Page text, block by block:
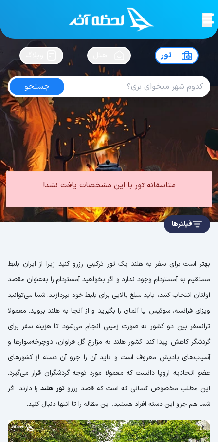
لحظه آخرسفرت رو بساز !
تور
جستجو
تور هلند
4.3 از 5| از 442 کاربر
لحظه آخر تور هلند
متاسفانه تور با این مشخصات یافت نشد!
فیلترها
بهتر است برای سفر به هلند یک تور ترکیبی رزرو کنید زیرا از ایران بلیط
مستقیم به آمستردام وجود ندارد و اگر بخواهید آمستردام را به‌عنوان مقصد
اولتان انتخاب کنید، باید مبلغ بالایی برای بلیط خود بپردازید. شما می‌توانید
ویزای فرانسه، سوئیس یا آلمان را بگیرید و از آنجا به هلند بروید. معمولا
ترانسفر بین دو کشور به صورت زمینی انجام می‌شود تا هزینه سفر برای
گردشگر کاهش پیدا کند. کشور هلند به مزارع گل فراوان، دوچرخه‌سوارها و
آسیاب‌های بادیش معروف است و باید آن را جزو آن دسته از کشورهای
عضو اتحادیه اروپا دانست که معمولا مورد توجه گردشگران قرار می‌گیرد.
این مطلب مخصوص کسانی که است که قصد رزرو تور هلند را دارند. اگر
شما هم جزو این دسته افراد هستید، این مقاله را تا انتها دنبال کنید.